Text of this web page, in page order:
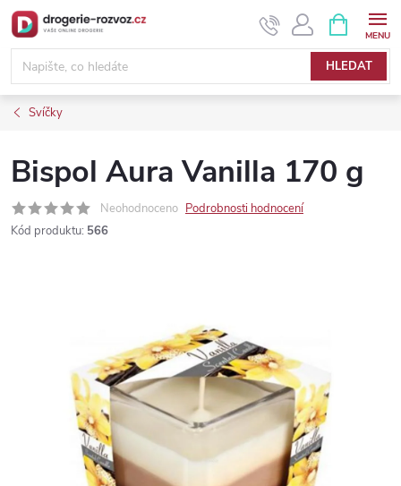
Přejít
na
obsah
HLEDAT
NÁKUPNÍ
KOŠÍK
Svíčky
Bispol Aura Vanilla 170 g
Neohodnoceno Podrobnosti hodnocení
Kód produktu: 566